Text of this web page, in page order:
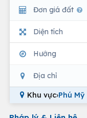
Đơn giá đất
Diện tích
Hướng
Địa chỉ
Khu vực›Phú Mỹ